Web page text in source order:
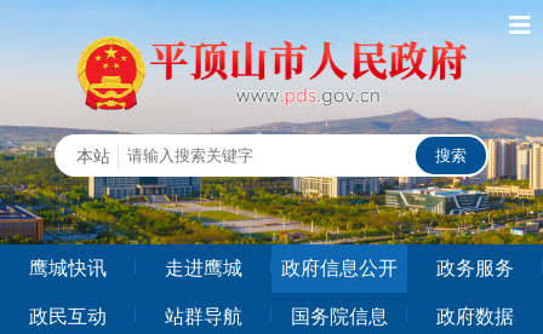
鹰城快讯 走进鹰城 政府信息公开 政务服务
政民互动 站群导航 国务院信息 政府数据